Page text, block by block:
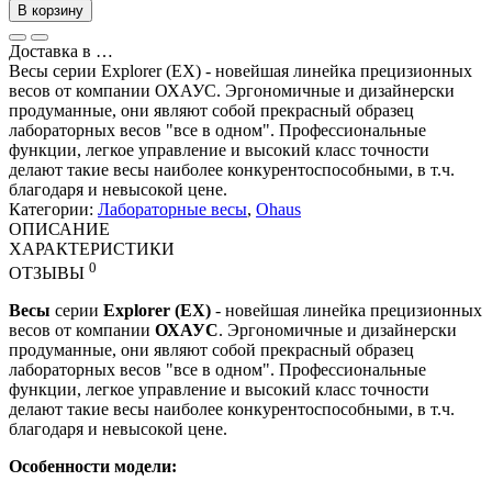
В корзину
Доставка в …
Весы серии Explorer (EX) - новейшая линейка прецизионных
весов от компании ОХАУС. Эргономичные и дизайнерски
продуманные, они являют собой прекрасный образец
лабораторных весов "все в одном". Профессиональные
функции, легкое управление и высокий класс точности
делают такие весы наиболее конкурентоспособными, в т.ч.
благодаря и невысокой цене.
Категории: Лабораторные весы, Ohaus
ОПИСАНИЕ
ХАРАКТЕРИСТИКИ
ОТЗЫВЫ 0
Весы серии Explorer (EX) - новейшая линейка прецизионных
весов от компании ОХАУС. Эргономичные и дизайнерски
продуманные, они являют собой прекрасный образец
лабораторных весов "все в одном". Профессиональные
функции, легкое управление и высокий класс точности
делают такие весы наиболее конкурентоспособными, в т.ч.
благодаря и невысокой цене.
Особенности модели: